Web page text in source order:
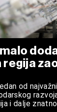
od
i dalje